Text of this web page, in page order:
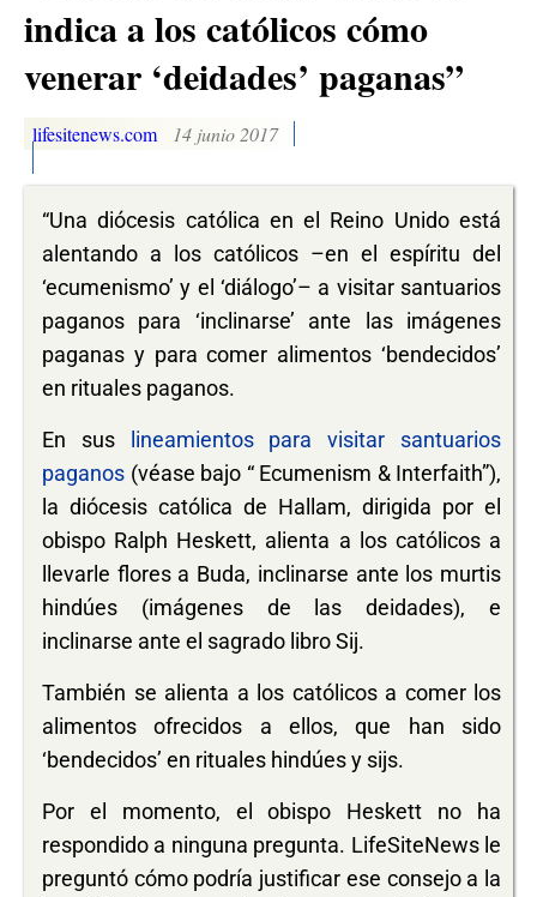
indica a los católicos cómo
venerar ‘deidades’ paganas”
lifesitenews.com 14 junio 2017
“Una diócesis católica en el Reino Unido está
alentando a los católicos –en el espíritu del
‘ecumenismo’ y el ‘diálogo’– a visitar santuarios
paganos para ‘inclinarse’ ante las imágenes
paganas y para comer alimentos ‘bendecidos’
en rituales paganos.
En sus lineamientos para visitar santuarios
paganos (véase bajo “ Ecumenism & Interfaith”),
la diócesis católica de Hallam, dirigida por el
obispo Ralph Heskett, alienta a los católicos a
llevarle flores a Buda, inclinarse ante los murtis
hindúes (imágenes de las deidades), e
inclinarse ante el sagrado libro Sij.
También se alienta a los católicos a comer los
alimentos ofrecidos a ellos, que han sido
‘bendecidos’ en rituales hindúes y sijs.
Por el momento, el obispo Heskett no ha
respondido a ninguna pregunta. LifeSiteNews le
preguntó cómo podría justificar ese consejo a la